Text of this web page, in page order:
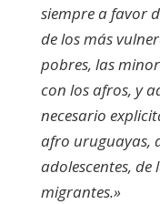
siempre a favor
de los más
pobres, las
con los afros, y
necesario
afro uruguayas,
adolescentes, de
migrantes.»